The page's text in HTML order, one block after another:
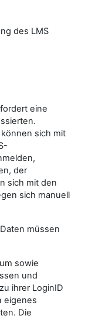
des LMS
eine
sich mit
der
sich mit den
sich manuell
müssen
sowie
und
ihrer LoginID
eigenes
Die